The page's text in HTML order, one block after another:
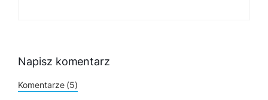
Napisz komentarz
Komentarze (5)